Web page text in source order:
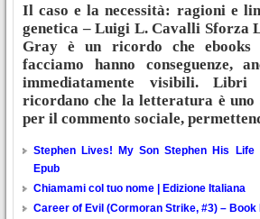
Il caso e la necessità: ragioni e
genetica – Luigi L. Cavalli Sforza
Gray è un ricordo che ebooks
facciamo hanno conseguenze,
immediatamente visibili.
ricordano che la letteratura è uno
per il commento sociale,
Stephen Lives! My Son Stephen His
Epub
Chiamami col tuo nome | Edizione Italiana
Career of Evil (Cormoran Strike, #3) – Book